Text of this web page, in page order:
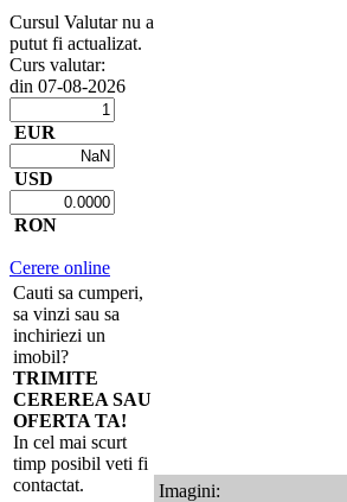
Imagini:
Cursul Valutar nu a
putut fi actualizat.
Curs valutar:
din 07-08-2026
EUR
USD
RON
Cerere online
Cauti sa cumperi,
sa vinzi sau sa
inchiriezi un
imobil?
TRIMITE
CEREREA SAU
OFERTA TA!
In cel mai scurt
timp posibil veti fi
contactat.